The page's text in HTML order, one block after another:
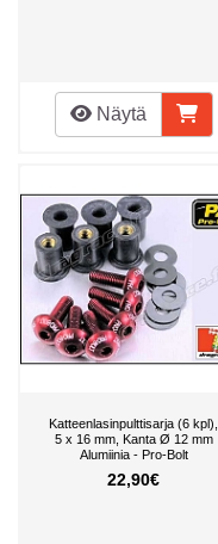
Näytä
Katteenlasinpulttisarja (6 kpl),
5 x 16 mm, Kanta Ø 12 mm
Alumiinia - Pro-Bolt
22,90€